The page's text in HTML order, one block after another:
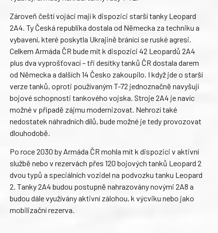
Zároveň čeští vojáci mají k dispozici starší tanky Leopard
2A4. Ty Česká republika dostala od Německa za techniku a
vybavení, které poskytla Ukrajině bránící se ruské agresi.
Celkem Armáda ČR bude mít k dispozici 42 Leopardů 2A4
plus dva vyprošťovací – tři desítky tanků ČR dostala darem
od Německa a dalších 14 Česko zakoupilo. I když jde o starší
verze tanků, oproti používaným T-72 jednoznačně navyšují
bojové schopnosti tankového vojska. Stroje 2A4 je navíc
možné v případě zájmu modernizovat. Nehrozí také
nedostatek náhradních dílů, bude možné je tedy provozovat
dlouhodobě.
Po roce 2030 by Armáda ČR mohla mít k dispozici v aktivní
službě nebo v rezervách přes 120 bojových tanků Leopard 2
dvou typů a speciálních vozidel na podvozku tanku Leopard
2. Tanky 2A4 budou postupně nahrazovány novými 2A8 a
budou dále využívány aktivní zálohou, k výcviku nebo jako
mobilizační rezerva.